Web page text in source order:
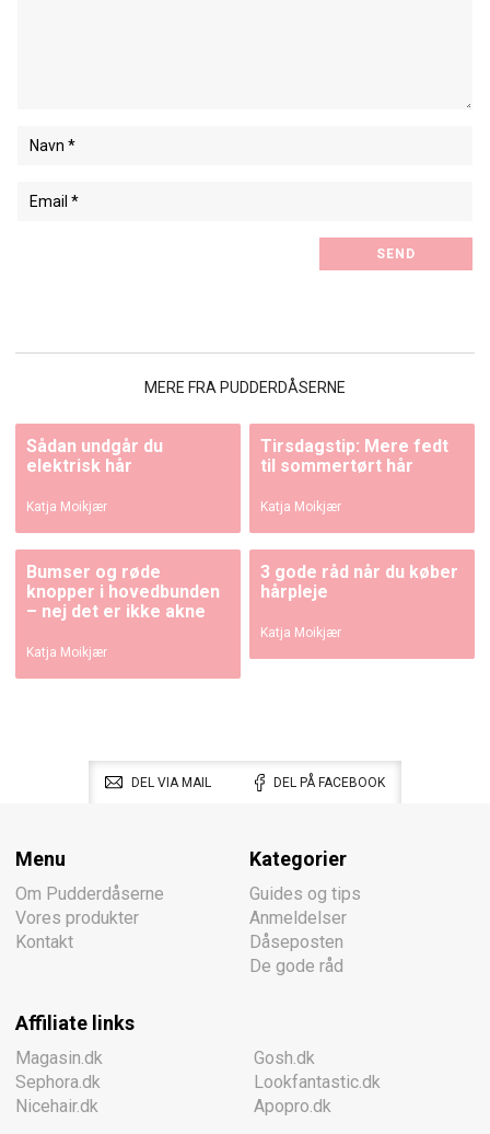
MERE FRA PUDDERDÅSERNE
Sådan undgår du
elektrisk hår
Katja Moikjær
Tirsdagstip: Mere fedt
til sommertørt hår
Katja Moikjær
Bumser og røde
knopper i hovedbunden
– nej det er ikke akne
Katja Moikjær
3 gode råd når du køber
hårpleje
Katja Moikjær
DEL VIA MAIL DEL PÅ FACEBOOK
Menu
Om Pudderdåserne
Vores produkter
Kontakt
Kategorier
Guides og tips
Anmeldelser
Dåseposten
De gode råd
Affiliate links
Magasin.dk
Sephora.dk
Nicehair.dk
Gosh.dk
Lookfantastic.dk
Apopro.dk